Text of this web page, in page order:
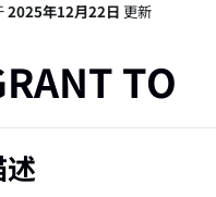
2025年12月22日 更新
TO